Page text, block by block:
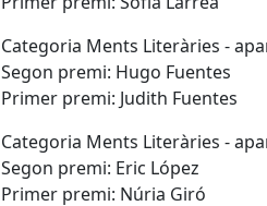
Categoria Ments Literàries -
Segon premi: Hugo Fuentes
Primer premi: Judith Fuentes
Categoria Ments Literàries -
Segon premi: Eric López
Primer premi: Núria Giró